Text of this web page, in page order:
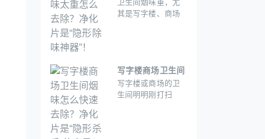
去。传统的清洁
剂、活性炭包、空
琐。
么去除？净化片是
“隐形除味神器”！
卫生间烟味重，尤
其是写字楼、商场
丁、焦油和挥发性
有机物(VOCs)会让
空气变得刺鼻难
写字楼商场卫生间
烟味怎么快速去
除？净化片是“隐
写字楼或商场的卫
生间明明刚打扫